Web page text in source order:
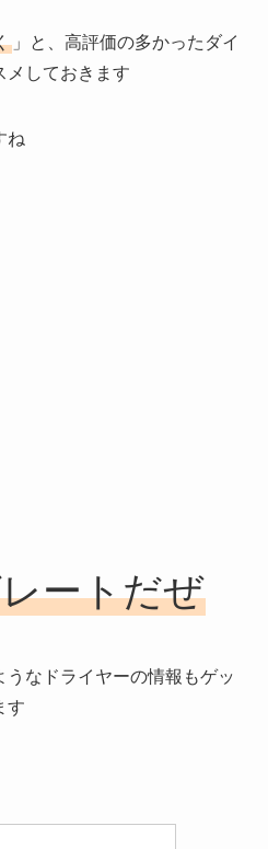
」と、高評価の多かったダイ
メしておきます
ね
ートだぜ
なドライヤーの情報もゲッ
す